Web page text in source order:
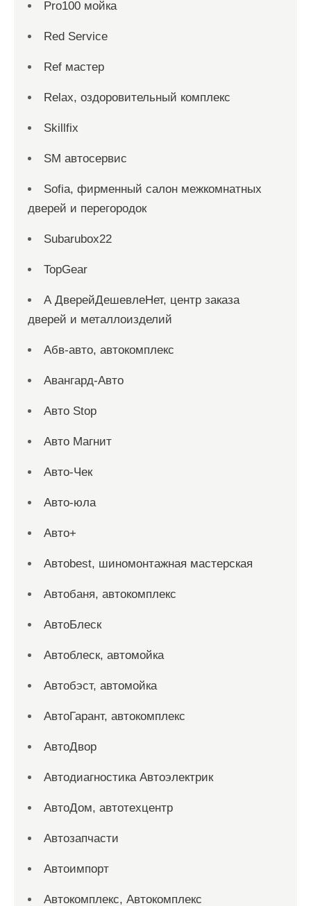
Pro100 мойка
Red Service
Ref мастер
Relax, оздоровительный комплекс
Skillfix
SM автосервис
Sofia, фирменный салон межкомнатных
дверей и перегородок
Subarubox22
TopGear
А ДверейДешевлеНет, центр заказа
дверей и металлоизделий
Абв-авто, автокомплекс
Авангард-Авто
Авто Stop
Авто Магнит
Авто-Чек
Авто-юла
Авто+
Автоbest, шиномонтажная мастерская
Автобаня, автокомплекс
АвтоБлеск
Автоблеск, автомойка
Автобэст, автомойка
АвтоГарант, автокомплекс
АвтоДвор
Автодиагностика Автоэлектрик
АвтоДом, автотехцентр
Автозапчасти
Автоимпорт
Автокомплекс, Автокомплекс